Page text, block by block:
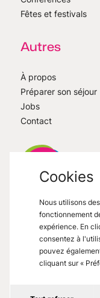
Fêtes et festivals
Autres
À propos
Préparer son séjour
Jobs
Contact
VisitMons2026-
Grand Place 27,
Cookies
Nous utilisons
fonctionnement
expérience. En
consentez à
pouvez
cliquant sur «